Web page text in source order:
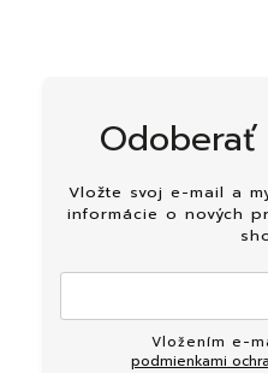
Vložte svoj e-mail a
informácie o nových
podmienkami